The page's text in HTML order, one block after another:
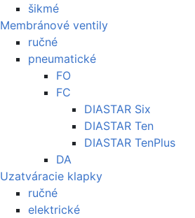
šikmé
Membránové ventily
ručné
pneumatické
FO
FC
DIASTAR Six
DIASTAR Ten
DIASTAR TenPlus
DA
Uzatváracie klapky
ručné
elektrické